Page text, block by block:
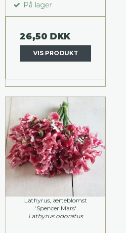
På lager
26,50 DKK
VIS PRODUKT
Lathyrus, ærteblomst
'Spencer Mars'
Lathyrus odoratus